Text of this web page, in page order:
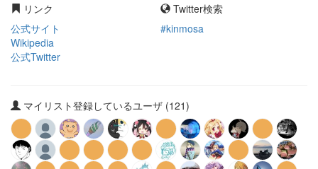
リンク
公式サイト
Wikipedia
公式Twitter
Twitter検索
#kinmosa
マイリスト登録しているユーザ (121)